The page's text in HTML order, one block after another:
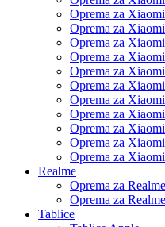
Oprema za
Oprema za
Oprema za
Oprema za
Oprema za
Oprema za
Oprema za
Oprema za
Oprema za
Oprema za
Oprema za
Realme
Oprema za
Oprema za
Tablice